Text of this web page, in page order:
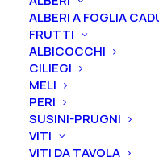
ALBERI A FOGLIA
FRUTTI
ALBICOCCHI
CILIEGI
MELI
PERI
SUSINI-PRUGNI
VITI
VITI DA TAVOLA
Svuota
Rosa
cespuglio
grandi
fiori
rifiorenti
"Cristoforo
Ordina subito
Puoi acquistare ora
indicando la